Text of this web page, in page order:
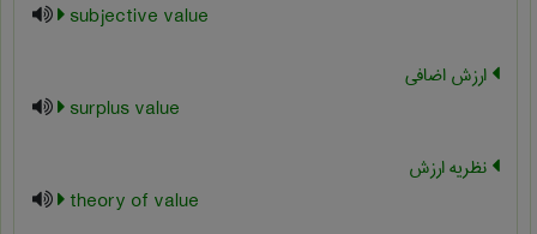
subjective value
ارزش اضافی
surplus value
نظریه ارزش
theory of value